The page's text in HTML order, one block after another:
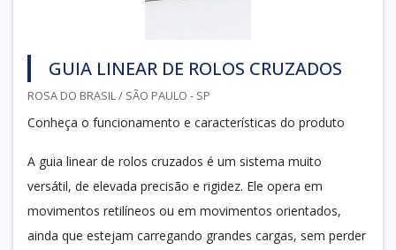
GUIA LINEAR DE ROLOS CRUZADOS
ROSA DO BRASIL / SÃO PAULO - SP
Conheça o funcionamento e características do produto
A guia linear de rolos cruzados é um sistema muito
versátil, de elevada precisão e rigidez. Ele opera em
movimentos retilíneos ou em movimentos orientados,
ainda que estejam carregando grandes cargas, sem perder